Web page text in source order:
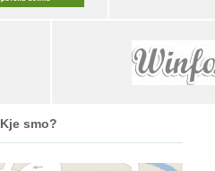
Kje smo?